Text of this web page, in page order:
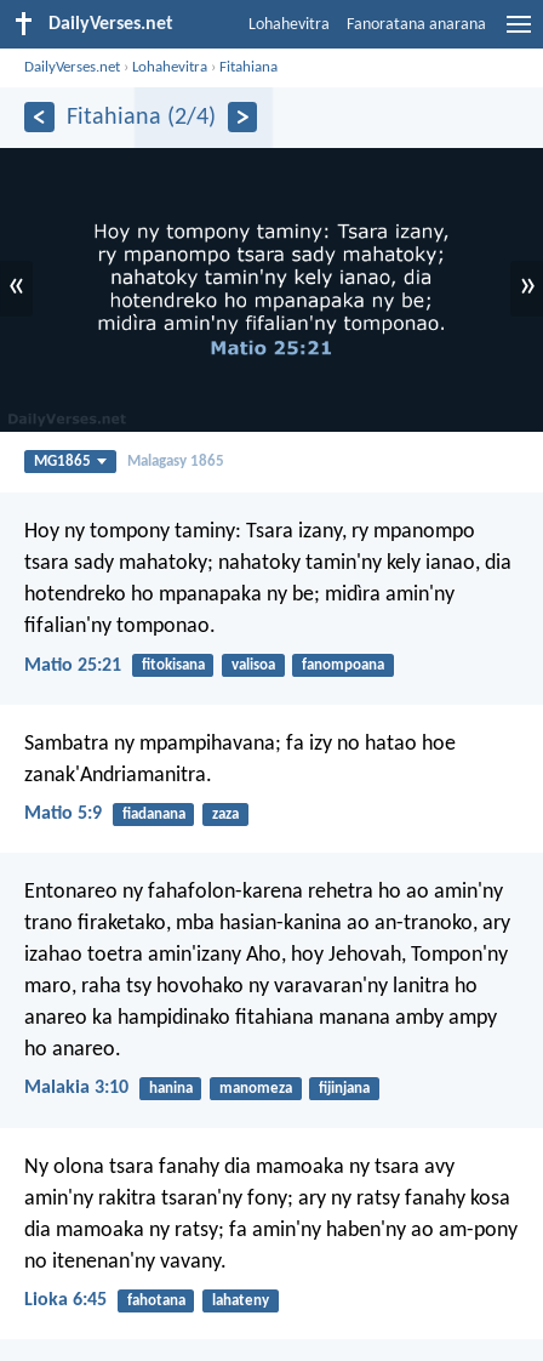
DailyVerses.net Lohahevitra Fanoratana anarana
DailyVerses.net ›Lohahevitra ›Fitahiana
Fitahiana (2/4)
« »
MG1865 Malagasy 1865
Hoy ny tompony taminy: Tsara izany, ry mpanompo
tsara sady mahatoky; nahatoky tamin'ny kely ianao, dia
hotendreko ho mpanapaka ny be; midìra amin'ny
fifalian'ny tomponao.
Matio 25:21 fitokisana valisoa fanompoana
Sambatra ny mpampihavana; fa izy no hatao hoe
zanak'Andriamanitra.
Matio 5:9 fiadanana zaza
Entonareo ny fahafolon-karena rehetra ho ao amin'ny
trano firaketako, mba hasian-kanina ao an-tranoko, ary
izahao toetra amin'izany Aho, hoy Jehovah, Tompon'ny
maro, raha tsy hovohako ny varavaran'ny lanitra ho
anareo ka hampidinako fitahiana manana amby ampy
ho anareo.
Malakia 3:10 hanina manomeza fijinjana
Ny olona tsara fanahy dia mamoaka ny tsara avy
amin'ny rakitra tsaran'ny fony; ary ny ratsy fanahy kosa
dia mamoaka ny ratsy; fa amin'ny haben'ny ao am-pony
no itenenan'ny vavany.
Lioka 6:45 fahotana lahateny